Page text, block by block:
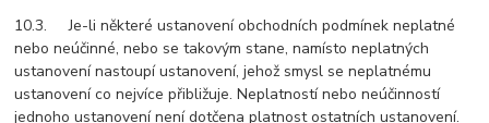
10.3. Je-li některé ustanovení obchodních podmínek neplatné
nebo neúčinné, nebo se takovým stane, namísto neplatných
ustanovení nastoupí ustanovení, jehož smysl se neplatnému
ustanovení co nejvíce přibližuje. Neplatností nebo neúčinností
jednoho ustanovení není dotčena platnost ostatních ustanovení.